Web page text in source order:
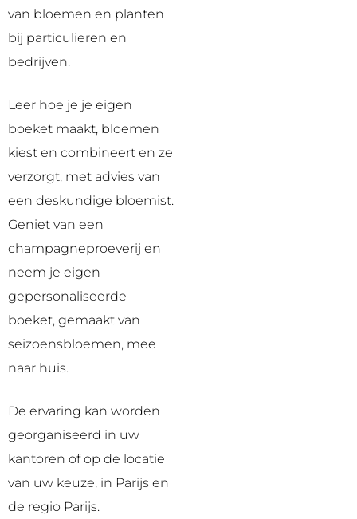
van bloemen en planten
bij particulieren en
bedrijven.
Leer hoe je je eigen
boeket maakt, bloemen
kiest en combineert en ze
verzorgt, met advies van
een deskundige bloemist.
Geniet van een
champagneproeverij en
neem je eigen
gepersonaliseerde
boeket, gemaakt van
seizoensbloemen, mee
naar huis.
De ervaring kan worden
georganiseerd in uw
kantoren of op de locatie
van uw keuze, in Parijs en
de regio Parijs.